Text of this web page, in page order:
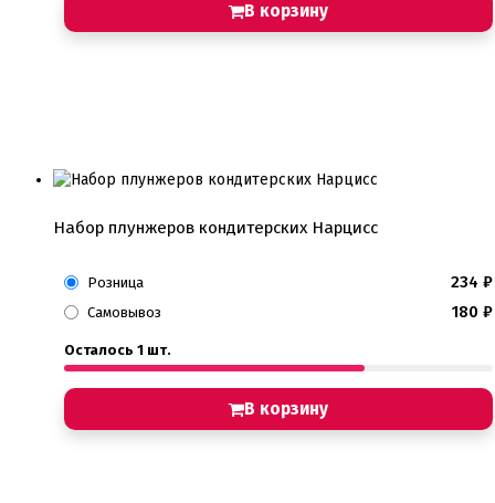
В корзину
Набор плунжеров кондитерских Нарцисс
Розница 234 ₽
Самовывоз 180 ₽
Осталось 1 шт.
В корзину